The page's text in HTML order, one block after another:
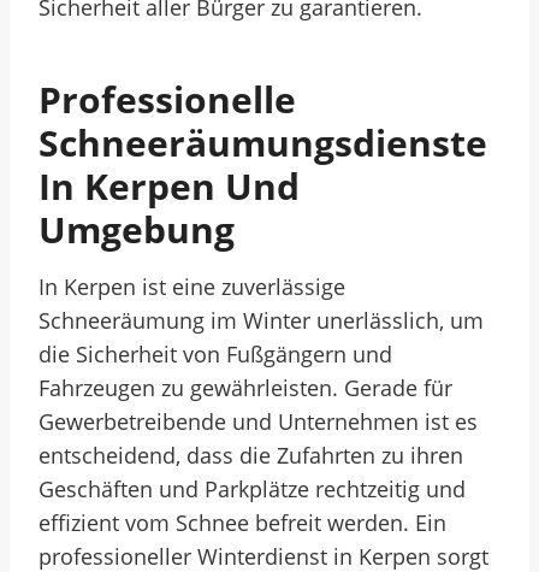
Sicherheit aller Bürger zu garantieren.
Professionelle
Schneeräumungsdienste
In Kerpen Und
Umgebung
In Kerpen ist eine zuverlässige
Schneeräumung im Winter unerlässlich, um
die Sicherheit von Fußgängern und
Fahrzeugen zu gewährleisten. Gerade für
Gewerbetreibende und Unternehmen ist es
entscheidend, dass die Zufahrten zu ihren
Geschäften und Parkplätze rechtzeitig und
effizient vom Schnee befreit werden. Ein
professioneller Winterdienst in Kerpen sorgt